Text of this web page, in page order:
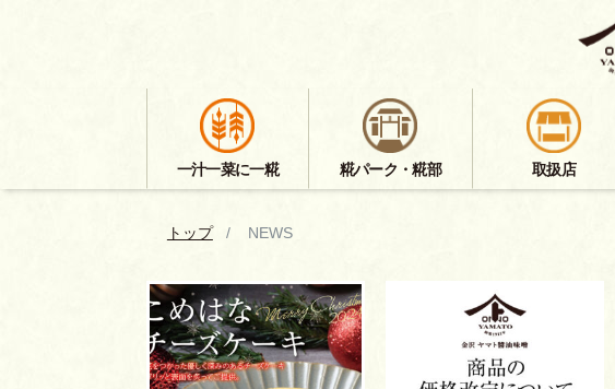
一汁一菜に一糀 糀パーク・糀部 取扱店
トップ NEWS